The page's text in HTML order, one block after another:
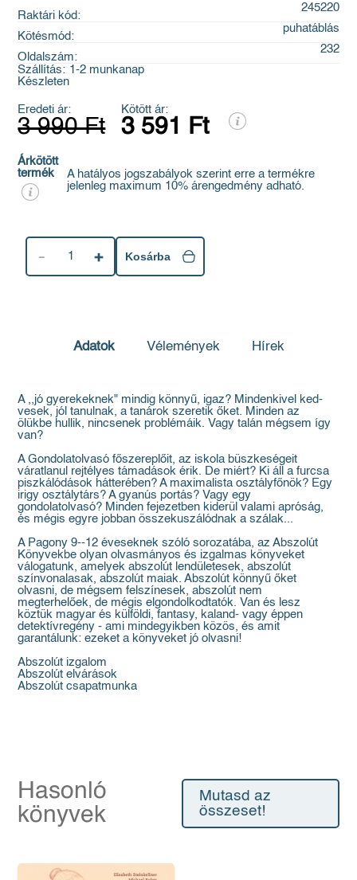
Raktári kód:
245220
Kötésmód:
puhatáblás
Oldalszám:
232
Szállítás: 1-2 munkanap
Készleten
Eredeti ár:
3 990 Ft
Kötött ár:
3 591 Ft
Árkötött
termék
A hatályos jogszabályok szerint erre a termékre
jelenleg maximum 10% árengedmény adható.
1 Kosárba
Adatok Vélemények Hírek
A ,,jó gyerekeknek" mindig könnyű, igaz? Mindenkivel ked-
vesek, jól tanulnak, a tanárok szeretik őket. Minden az
ölükbe hullik, nincsenek problémáik. Vagy talán mégsem így
van?
A Gondolatolvasó főszereplőit, az iskola büszkeségeit
váratlanul rejtélyes támadások érik. De miért? Ki áll a furcsa
piszkálódások hátterében? A maximalista osztályfőnök? Egy
irigy osztálytárs? A gyanús portás? Vagy egy
gondolatolvasó? Minden fejezetben kiderül valami apróság,
és mégis egyre jobban összekuszálódnak a szálak...
A Pagony 9--12 éveseknek szóló sorozatába, az Abszolút
Könyvekbe olyan olvasmányos és izgalmas könyveket
válogatunk, amelyek abszolút lendületesek, abszolút
színvonalasak, abszolút maiak. Abszolút könnyű őket
olvasni, de mégsem felszínesek, abszolút nem
megterhelőek, de mégis elgondolkodtatók. Van és lesz
köztük magyar és külföldi, fantasy, kaland- vagy éppen
detektívregény - ami mindegyikben közös, és amit
garantálunk: ezeket a könyveket jó olvasni!
Abszolút izgalom
Abszolút elvárások
Abszolút csapatmunka
Hasonló
könyvek
Mutasd az
összeset!